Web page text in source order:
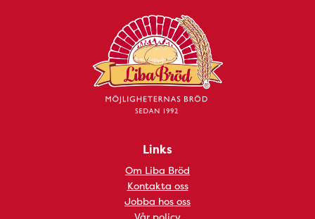
Links
Om Liba Bröd
Kontakta oss
Jobba hos oss